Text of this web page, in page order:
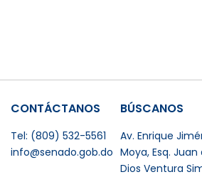
CONTÁCTANOS
Tel: (809) 532-5561
info@senado.gob.do
BÚSCANOS
Av. Enrique
Moya, Esq. Juan
Dios Ventura